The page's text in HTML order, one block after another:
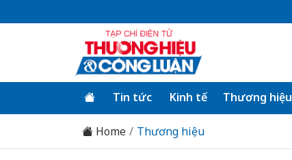
Tin tức Kinh tế Thương hiệu
Home Thương hiệu